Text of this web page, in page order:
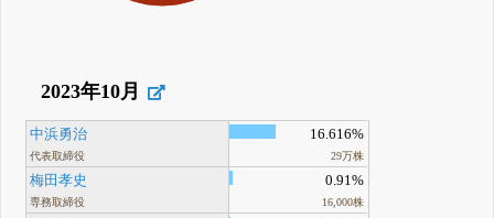
2023年10月
中浜勇治
代表取締役
16.616%
29万株
梅田孝史
専務取締役
0.91%
16,000株